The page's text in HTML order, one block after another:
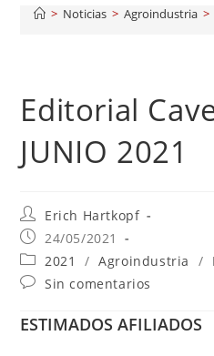
> Noticias > Agroindustria >
Editorial
JUNIO 2021
Erich Hartkopf
24/05/2021
2021
/ Agroindustria /
Sin comentarios
ESTIMADOS AFILIADOS